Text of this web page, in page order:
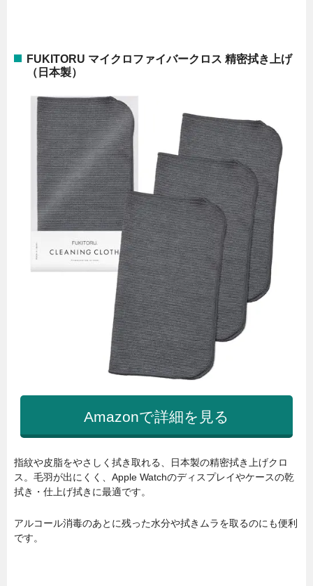
FUKITORU マイクロファイバークロス 精密拭き上げ
（日本製）
Amazonで詳細を見る
指紋や皮脂をやさしく拭き取れる、日本製の精密拭き上げクロ
ス。毛羽が出にくく、Apple Watchのディスプレイやケースの乾
拭き・仕上げ拭きに最適です。
アルコール消毒のあとに残った水分や拭きムラを取るのにも便利
です。